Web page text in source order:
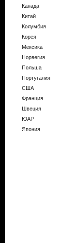
Канада
Китай
Колумбия
Корея
Мексика
Норвегия
Польша
Португалия
США
Франция
Швеция
ЮАР
Япония